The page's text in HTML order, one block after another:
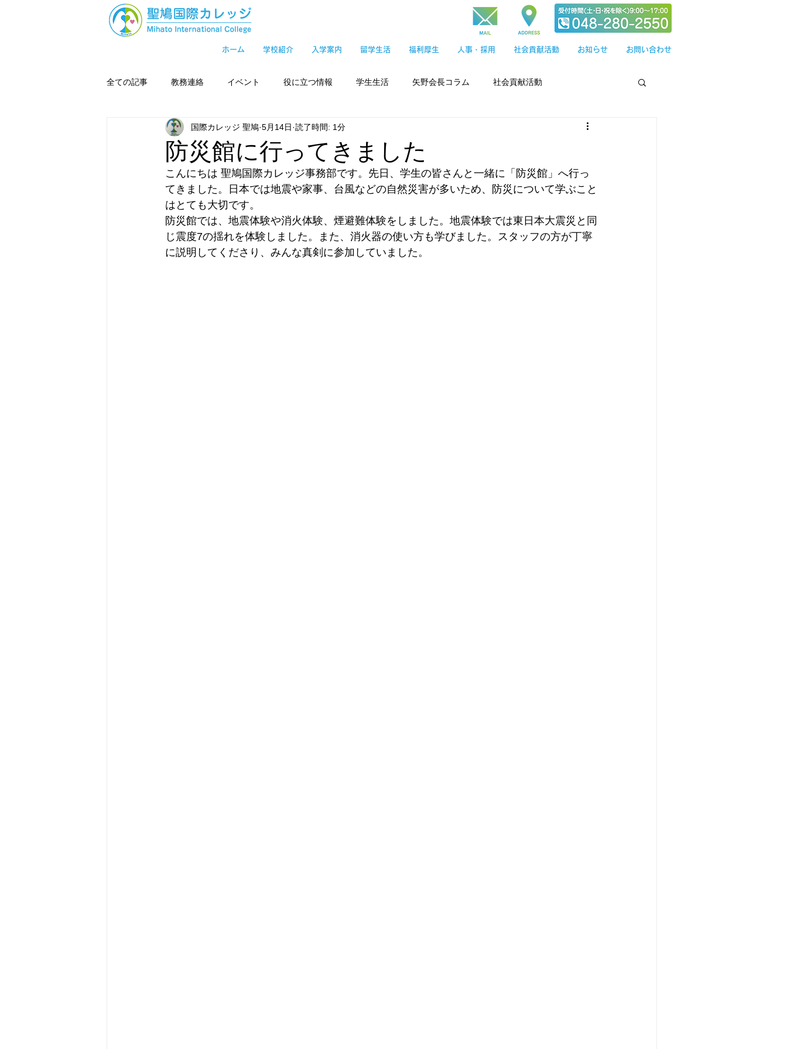
ホーム 学校紹介 入学案内 留学生活 福利厚生 人事・採用 社会貢献活動 お知らせ お問い合わせ
全ての記事 教務連絡 イベント 役に立つ情報 学生生活 矢野会長コラム 社会貢献活動
防災館に行ってきました
国際カレッジ 聖鳩 5月14日 読了時間: 1分
こんにちは 聖鳩国際カレッジ事務部です。先日、学生の皆さんと一緒に「防災館」へ行っ
てきました。日本では地震や家事、台風などの自然災害が多いため、防災について学ぶこと
はとても大切です。
防災館では、地震体験や消火体験、煙避難体験をしました。地震体験では東日本大震災と同
じ震度7の揺れを体験しました。また、消火器の使い方も学びました。スタッフの方が丁寧
に説明してくださり、みんな真剣に参加していました。